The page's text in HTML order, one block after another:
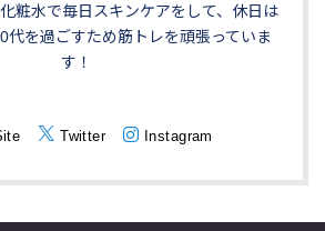
粧水で毎日スキンケアをして、休日は
代を過ごすため筋トレを頑張っていま
す！
Twitter Instagram